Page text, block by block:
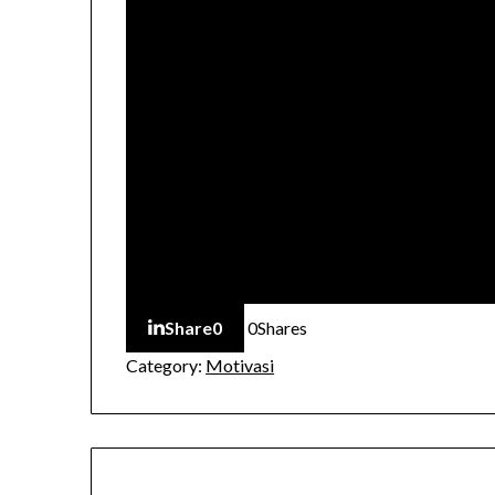
Share0 0Shares
Category: Motivasi